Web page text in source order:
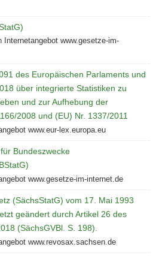
www.gesetze-im-
des Europäischen Parlaments und
über integrierte Statistiken zu
und zur Aufhebung der
2008 und (EU) Nr. 1337/2011
www.eur-lex.europa.eu
Bundeszwecke
www.gesetze-im-internet.de
(SächsStatG) vom 17. Mai 1993
geändert durch Artikel 26 des
(SächsGVBl. S. 198).
www.revosax.sachsen.de